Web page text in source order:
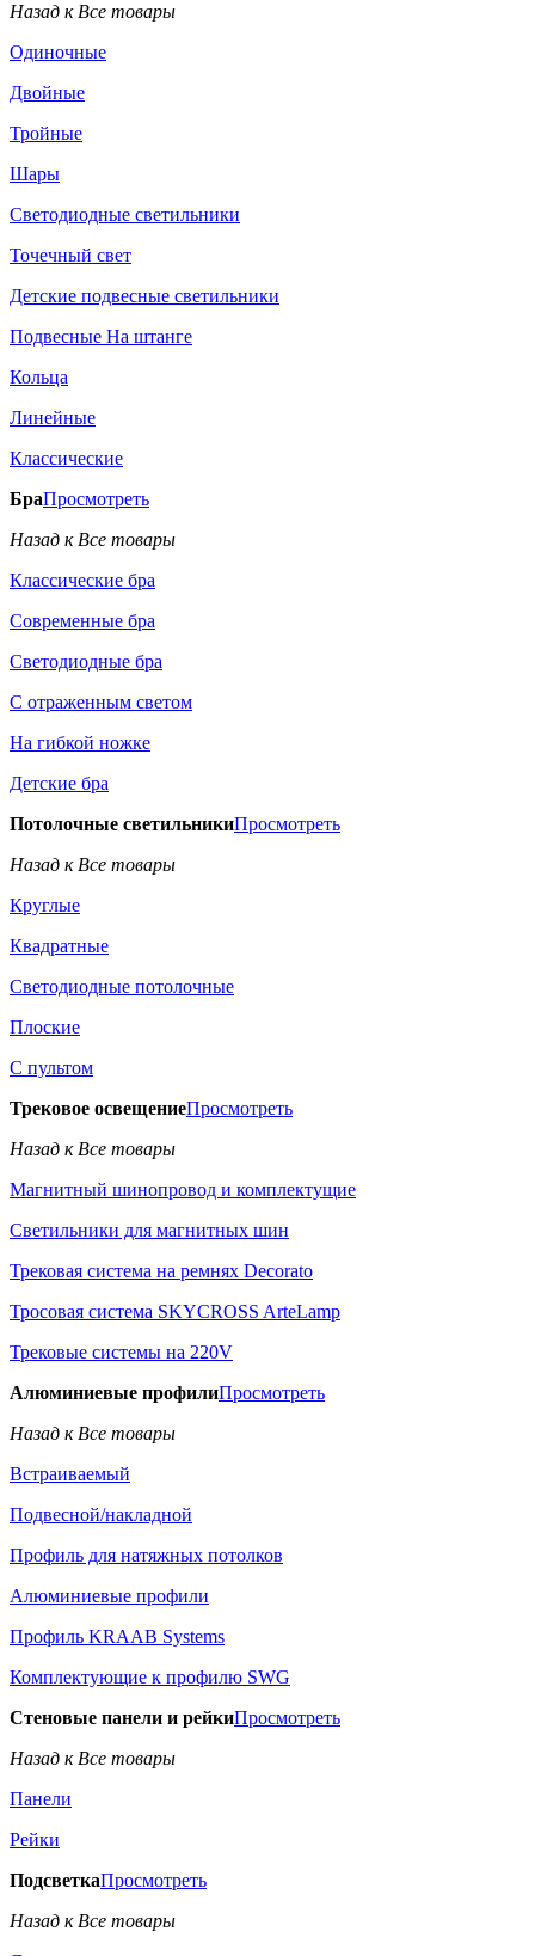
Назад к Все товары
Одиночные
Двойные
Тройные
Шары
Светодиодные светильники
Точечный свет
Детские подвесные светильники
Подвесные На штанге
Кольца
Линейные
Классические
БраПросмотреть
Назад к Все товары
Классические бра
Современные бра
Светодиодные бра
С отраженным светом
На гибкой ножке
Детские бра
Потолочные светильникиПросмотреть
Назад к Все товары
Круглые
Квадратные
Светодиодные потолочные
Плоские
С пультом
Трековое освещениеПросмотреть
Назад к Все товары
Магнитный шинопровод и комплектущие
Светильники для магнитных шин
Трековая система на ремнях Decorato
Тросовая система SKYCROSS ArteLamp
Трековые системы на 220V
Алюминиевые профилиПросмотреть
Назад к Все товары
Встраиваемый
Подвесной/накладной
Профиль для натяжных потолков
Алюминиевые профили
Профиль KRAAB Systems
Комплектующие к профилю SWG
Стеновые панели и рейкиПросмотреть
Назад к Все товары
Панели
Рейки
ПодсветкаПросмотреть
Назад к Все товары